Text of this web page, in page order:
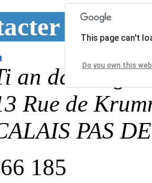
an
Rue de
PAS
185
This page can't
Do you own this